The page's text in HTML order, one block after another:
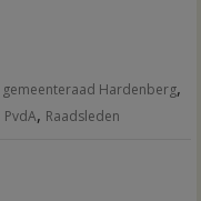
gemeenteraad Hardenberg,
PvdA, Raadsleden